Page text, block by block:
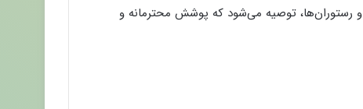
و رستوران‌ها، توصیه می‌شود که پوشش محترمانه و